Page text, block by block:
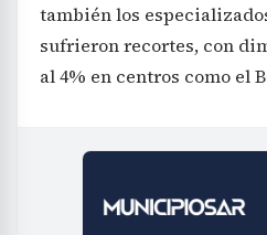
también los
sufrieron recortes, con
al 4% en centros como el